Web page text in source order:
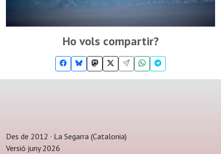
Ho vols compartir?
Des de 2012 · La Segarra (Catalonia)
Versió juny 2026